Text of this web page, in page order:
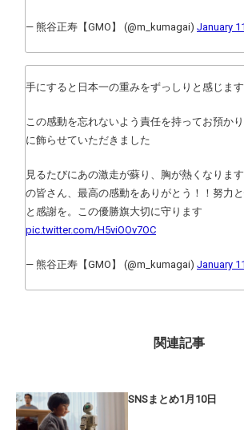
— 熊谷正寿【GMO】 (@m_kumagai) January
手にすると日本一の重みをずっしりと感じます
この感動を忘れないよう責任を持ってお預か
に飾らせていただきました
見るたびにあの激走が蘇り、胸が熱くなります
の皆さん、最高の感動をありがとう！！努力
と感謝を。この優勝旗大切に守ります
pic.twitter.com/H5viOOv7OC
— 熊谷正寿【GMO】 (@m_kumagai) January
関連記事
SNSまとめ1月10日